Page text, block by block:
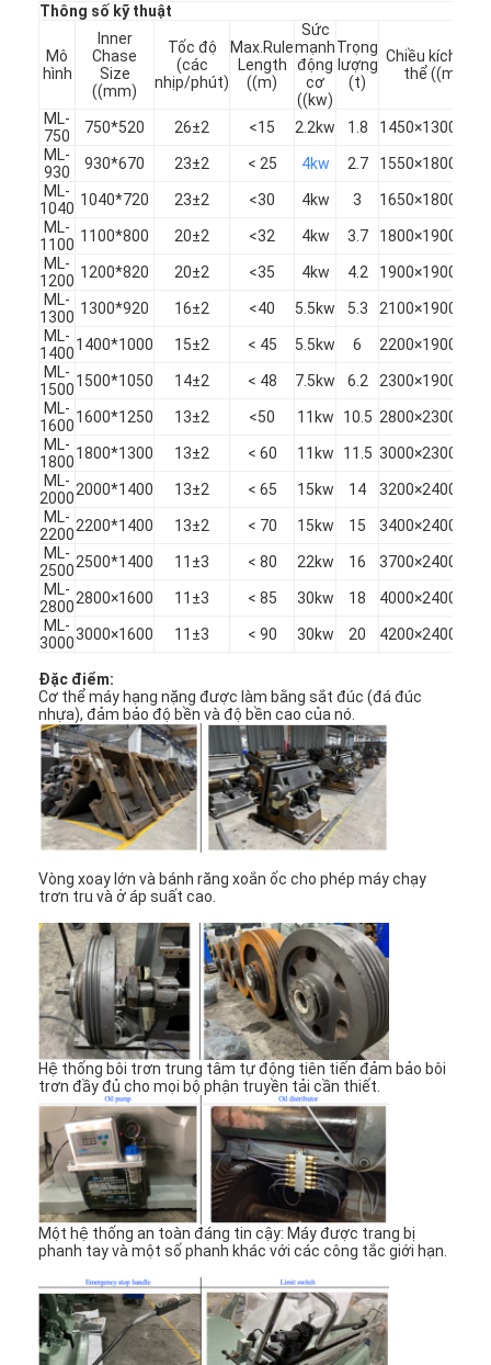
Nhà
Các sản phẩm
Video
Về chúng tôi
Tham quan nhà máy
Kiểm soát chất lượng
Liên hệ chúng tôi
Tin tức
Các trường hợp
Máy cắt Laser
Thép cắt Rule
Die cắt tiêu hao
Thông số kỹ thuật
Mô
hình
Inner
Chase
Size
((mm)
Tốc độ
(các
nhịp/phút)
Max.Rule
Length
((m)
Sức
mạnh
động
cơ
((kw)
Trọng
lượng
(t)
Chiều kích
thể ((mm)
ML-
750
750*520 26±2 <15 2.2kw 1.8
ML-
930
930*670 23±2 < 25 4kw 2.7
ML-
1040 1040*720 23±2 <30 4kw 3
ML-
1100 1100*800 20±2 <32 4kw 3.7
ML-
1200 1200*820 20±2 <35 4kw 4.2
ML-
1300 1300*920 16±2 <40 5.5kw 5.3
ML-
14001400*1000 15±2 < 45 5.5kw 6
ML-
15001500*1050 14±2 < 48 7.5kw 6.2
ML-
16001600*1250 13±2 <50 11kw 10.5
ML-
18001800*1300 13±2 < 60 11kw 11.5
ML-
20002000*1400 13±2 < 65 15kw 14
ML-
22002200*1400 13±2 < 70 15kw 15
ML-
25002500*1400 11±3 < 80 22kw 16
ML-
28002800×1600 11±3 < 85 30kw 18
ML-
30003000×1600 11±3 < 90 30kw 20
Đặc điểm:
Cơ thể máy hạng nặng được làm bằng sắt đúc (đá đúc
nhựa), đảm bảo độ bền và độ bền cao của nó.
Vòng xoay lớn và bánh răng xoắn ốc cho phép máy chạy
trơn tru và ở áp suất cao.
Hệ thống bôi trơn trung tâm tự động tiên tiến đảm bảo bôi
trơn đầy đủ cho mọi bộ phận truyền tải cần thiết.
Một hệ thống an toàn đáng tin cậy: Máy được trang bị
phanh tay và một số phanh khác với các công tắc giới hạn.